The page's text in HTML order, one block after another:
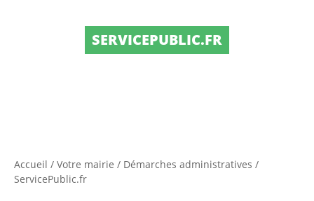
SERVICEPUBLIC.FR
Accueil / Votre mairie / Démarches administratives /
ServicePublic.fr